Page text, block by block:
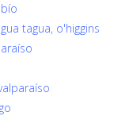
tagua, o'higgins